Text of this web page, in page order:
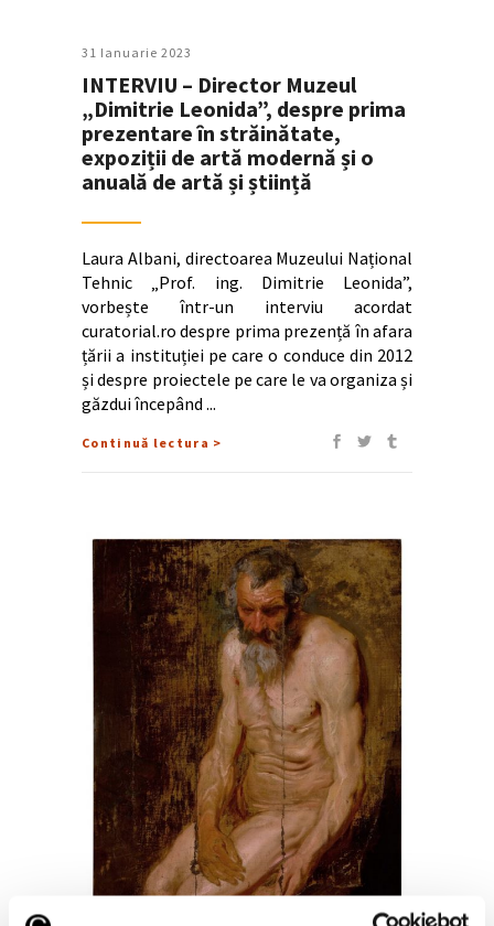
31 Ianuarie 2023
INTERVIU – Director Muzeul
„Dimitrie Leonida”, despre prima
prezentare în străinătate,
expoziții de artă modernă și o
anuală de artă și știință
Laura Albani, directoarea Muzeului Național
Tehnic „Prof. ing. Dimitrie Leonida”,
vorbește într-un interviu acordat
curatorial.ro despre prima prezență în afara
țării a instituției pe care o conduce din 2012
și despre proiectele pe care le va organiza și
găzdui începând
Continuă lectura >